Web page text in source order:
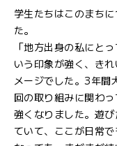
学生たちはこのまち
た。
「地方出身の私にと
いう印象が強く、き
メージでした。3年間
回の取り組みに関わ
強くなりました。遊
ていて、ここが日常